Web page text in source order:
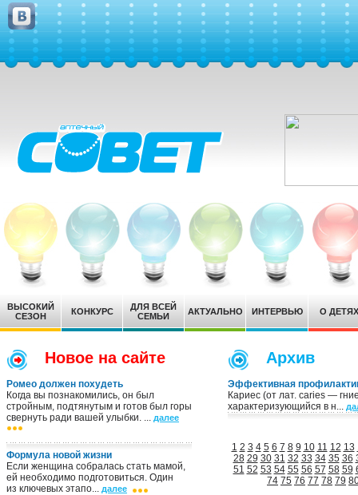
ВЫСОКИЙ
СЕЗОН
КОНКУРС
ДЛЯ ВСЕЙ
СЕМЬИ
АКТУАЛЬНО ИНТЕРВЬЮ О ДЕТЯХ
Новое на сайте
Ромео должен похудеть
Когда вы познакомились, он был
стройным, подтянутым и готов был горы
свернуть ради вашей улыбки. ... далее
Формула новой жизни
Если женщина собралась стать мамой,
ей необходимо подготовиться. Один
из ключевых этапо... далее
Архив
Эффективная
Кариес (от лат. cariеs —
характеризующийся в н...
1 2 3 4 5 6 7 8 9 10 11 12 13
28 29 30 31 32 33 34 35 36
51 52 53 54 55 56 57 58 59
74 75 76 77 78 79